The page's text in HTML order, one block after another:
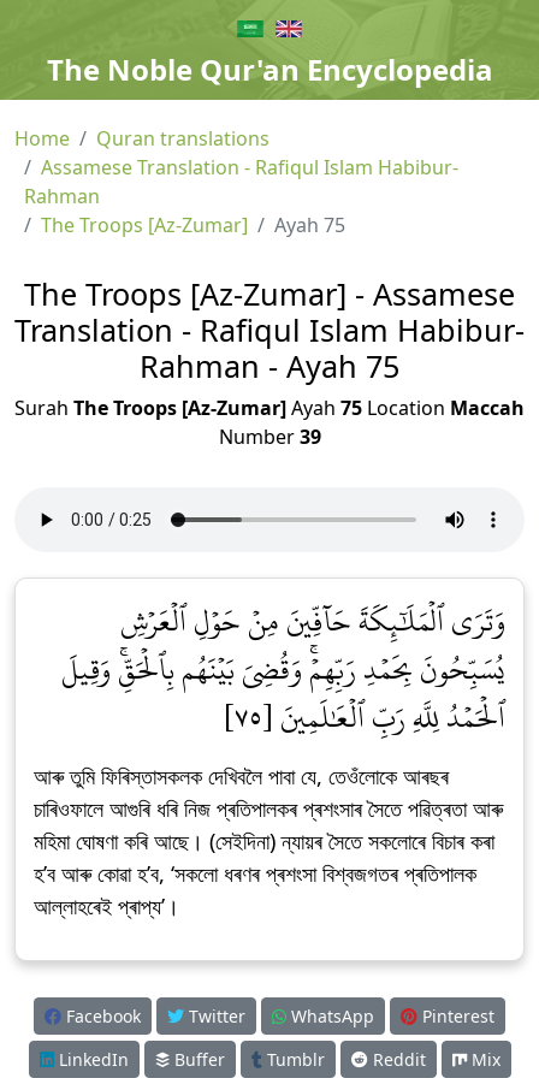
The Noble Qur'an Encyclopedia
Home
Quran translations
Assamese Translation - Rafiqul Islam Habibur-
Rahman
The Troops [Az-Zumar]
Ayah 75
The Troops [Az-Zumar] - Assamese
Translation - Rafiqul Islam Habibur-
Rahman - Ayah 75
Surah The Troops [Az-Zumar]Ayah 75 Location Maccah
Number39
وَتَرَى ٱلۡمَلَٰٓئِكَةَ حَآفِّينَ مِنۡ حَوۡلِ ٱلۡعَرۡشِ
يُسَبِّحُونَ بِحَمۡدِ رَبِّهِمۡۚ وَقُضِيَ بَيۡنَهُم بِٱلۡحَقِّۚ وَقِيلَ
ٱلۡحَمۡدُ لِلَّهِ رَبِّ ٱلۡعَٰلَمِينَ [٧٥]
আৰু তুমি ফিৰিস্তাসকলক দেখিবলৈ পাবা যে, তেওঁলোকে আৰছৰ
চাৰিওফালে আগুৰি ধৰি নিজ প্ৰতিপালকৰ প্ৰশংসাৰ সৈতে পৱিত্ৰতা আৰু
মহিমা ঘোষণা কৰি আছে। (সেইদিনা) ন্যায়ৰ সৈতে সকলোৰে বিচাৰ কৰা
হ’ব আৰু কোৱা হ’ব, ‘সকলো ধৰণৰ প্ৰশংসা বিশ্বজগতৰ প্ৰতিপালক
আল্লাহৰেই প্ৰাপ্য’।
Facebook Twitter WhatsApp
Pinterest
LinkedIn
Buffer Tumblr Reddit
Mix